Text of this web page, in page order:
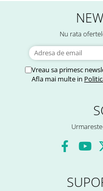
Nu rata
Vreau sa primesc
Afla mai multe in